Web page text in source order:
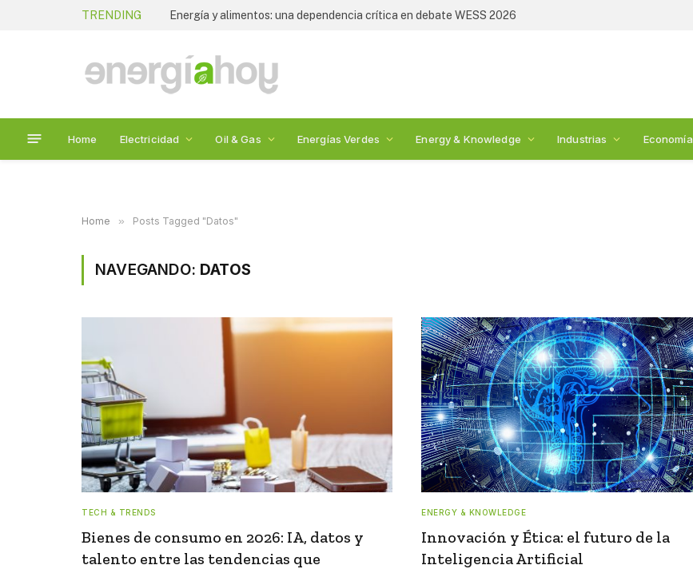
TRENDING Energía y alimentos: una dependencia crítica en debate WESS 2026
Home Electricidad Oil & Gas Energías Verdes Energy & Knowledge Industrias Economía
Home » Posts Tagged "Datos"
NAVEGANDO: DATOS
TECH & TRENDS
Bienes de consumo en 2026: IA, datos y
talento entre las tendencias que
ENERGY & KNOWLEDGE
Innovación y Ética: el futuro de la
Inteligencia Artificial